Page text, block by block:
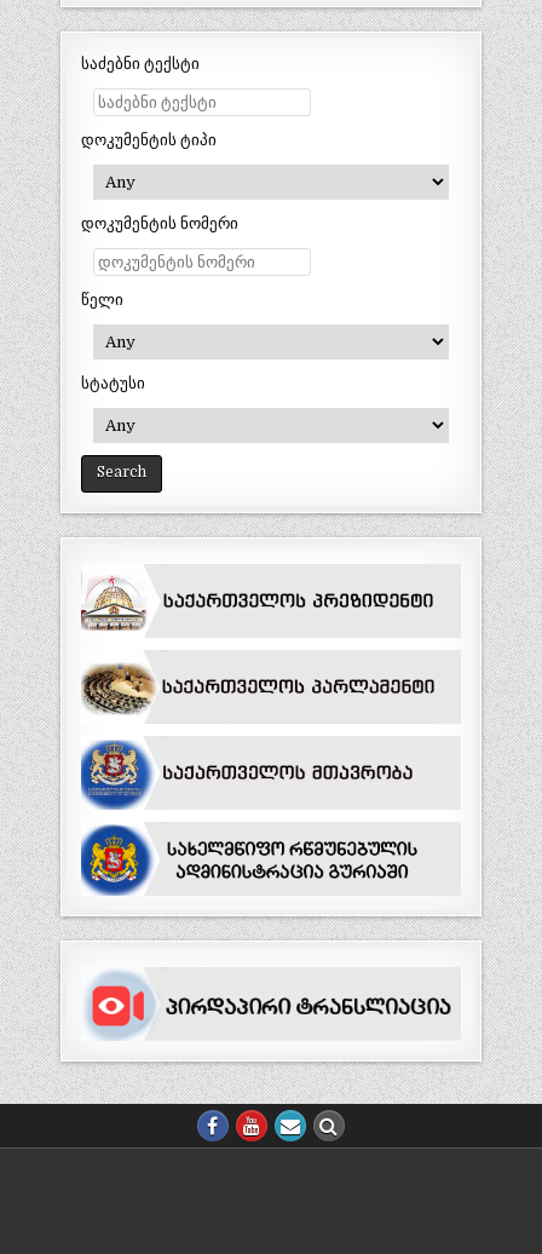
საძებნი ტექსტი
დოკუმენტის ტიპი
დოკუმენტის ნომერი
წელი
სტატუსი